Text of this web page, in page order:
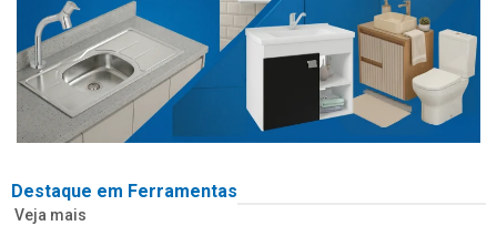
Destaque em Ferramentas
Veja mais